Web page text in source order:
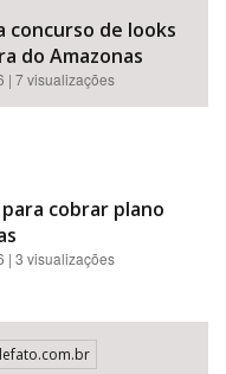
concurso de looks
do Amazonas
| 7 visualizações
cobrar plano
| 3 visualizações